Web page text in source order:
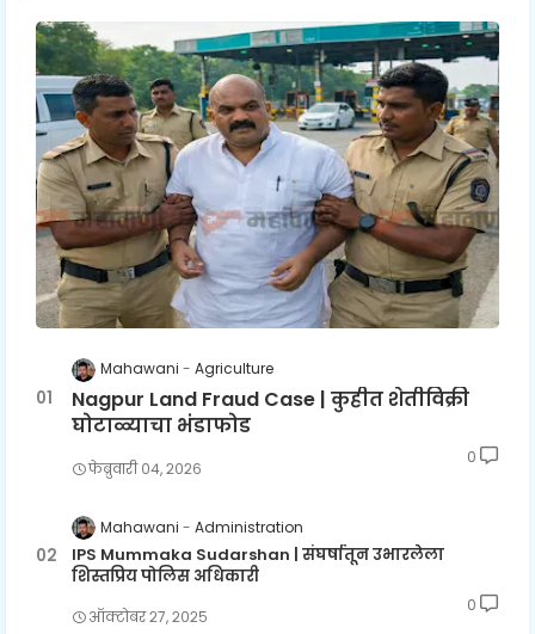
Mahawani Agriculture
Nagpur Land Fraud Case | कुहीत शेतीविक्री
घोटाळ्याचा भंडाफोड
फेब्रुवारी ०४, २०२६
0
Mahawani Administration
IPS Mummaka Sudarshan | संघर्षातून उभारलेला
शिस्तप्रिय पोलिस अधिकारी
ऑक्टोबर २७, २०२५
0